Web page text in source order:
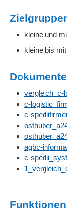
kleine und
kleine bis
Dokumente
vergleich_c-
c-
c-
agbc-
c-